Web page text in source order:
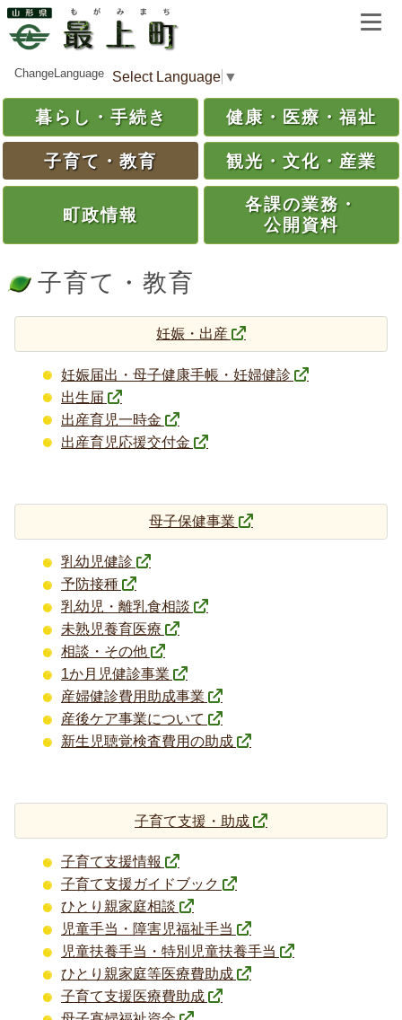
ChangeLanguage Select Language ▼
暮らし・ 手続き 健康・ 医療・福祉
子育て・ 教育 観光・ 文化・ 産業
町政情報
各課の業務・
公開資料
子育て・教育
妊娠・出産
妊娠届出・母子健康手帳・妊婦健診
出生届
出産育児一時金
出産育児応援交付金
母子保健事業
乳幼児健診
予防接種
乳幼児・離乳食相談
未熟児養育医療
相談・その他
1か月児健診事業
産婦健診費用助成事業
産後ケア事業について
新生児聴覚検査費用の助成
子育て支援・助成
子育て支援情報
子育て支援ガイドブック
ひとり親家庭相談
児童手当・障害児福祉手当
児童扶養手当・特別児童扶養手当
ひとり親家庭等医療費助成
子育て支援医療費助成